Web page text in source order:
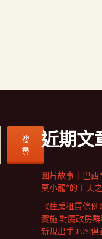
搜
尋
近期文
圖片故事｜巴西
莫小龍”的工夫
《住房租賃條
實施 對魔改房
新規出手JIUYI